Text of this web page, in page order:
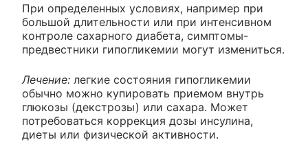
При определенных условиях, например при
большой длительности или при интенсивном
контроле сахарного диабета, симптомы-
предвестники гипогликемии могут измениться.
Лечение: легкие состояния гипогликемии
обычно можно купировать приемом внутрь
глюкозы (декстрозы) или сахара. Может
потребоваться коррекция дозы инсулина,
диеты или физической активности.